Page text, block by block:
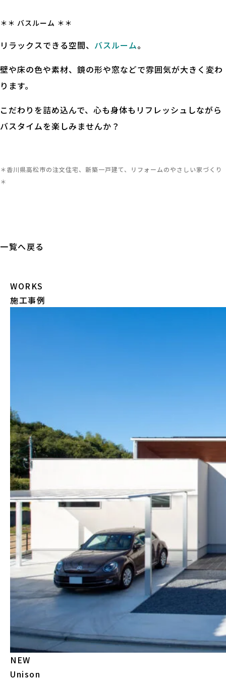
＊＊ バスルーム ＊＊
リラックスできる空間、 バスルーム。
壁や床の色や素材、鏡の形や窓などで雰囲気が大きく変わ
ります。
こだわりを詰め込んで、心も身体もリフレッシュしながら
バスタイムを楽しみませんか？
＊香川県高松市の注文住宅、新築一戸建て、リフォームのやさしい家づくり
＊
一覧へ戻る
WORKS
施工事例
NEW
Unison